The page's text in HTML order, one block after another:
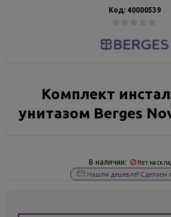
Код: 40000539
Комплект
унитазом Berges
В наличии: Нет на
Нашли дешевле? Сделаем